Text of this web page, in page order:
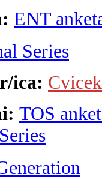
ENT
Series
ica: Cvicek
TOS